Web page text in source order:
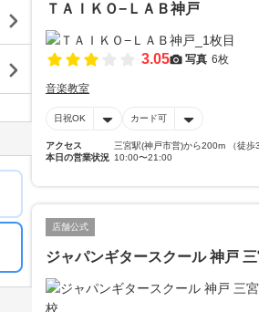
ＴＡＩＫＯ−ＬＡＢ神戸
3.05 写真 6枚
音楽教室
日祝OK カード可
アクセス
三宮駅(神戸市営)から200m （徒歩3
本日の営業状況 10:00〜21:00
店舗公式
ジャパンギタースクール 神戸